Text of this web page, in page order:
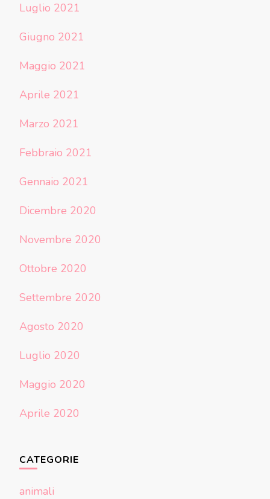
Luglio 2021
Giugno 2021
Maggio 2021
Aprile 2021
Marzo 2021
Febbraio 2021
Gennaio 2021
Dicembre 2020
Novembre 2020
Ottobre 2020
Settembre 2020
Agosto 2020
Luglio 2020
Maggio 2020
Aprile 2020
CATEGORIE
animali